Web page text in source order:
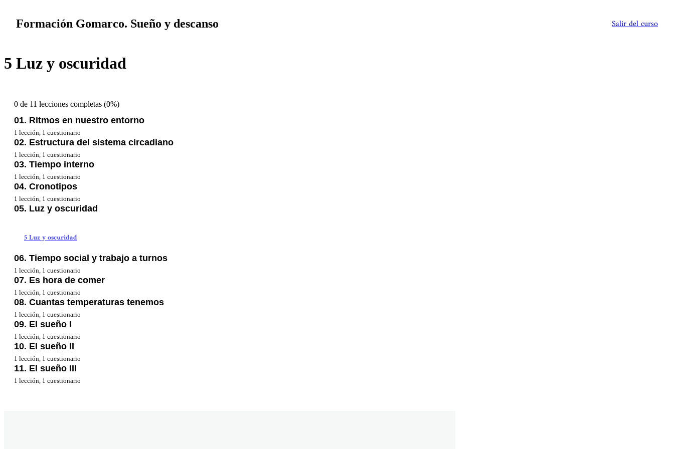
Formación Gomarco. Sueño y descanso Salir del curso
5 Luz y oscuridad
0 de 11 lecciones completas (0%)
01. Ritmos en nuestro entorno
1 lección, 1 cuestionario
02. Estructura del sistema circadiano
2 Estructura del sistema circadiano
1 lección, 1 cuestionario
03. Tiempo interno
3 El tiempo interno
1 lección, 1 cuestionario
04. Cronotipos
4 Cronotipos
1 lección, 1 cuestionario
05. Luz y oscuridad
5 Luz y oscuridad
06. Tiempo social y trabajo a turnos
1 lección, 1 cuestionario
07. Es hora de comer
1 lección, 1 cuestionario
08. Cuantas temperaturas tenemos
1 lección, 1 cuestionario
09. El sueño I
1 lección, 1 cuestionario
10. El sueño II
1 lección, 1 cuestionario
11. El sueño III
1 lección, 1 cuestionario